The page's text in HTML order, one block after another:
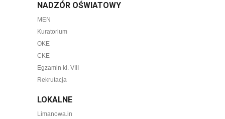
NADZÓR OŚWIATOWY
MEN
Kuratorium
OKE
CKE
Egzamin kl. VIII
Rekrutacja
LOKALNE
Limanowa.in